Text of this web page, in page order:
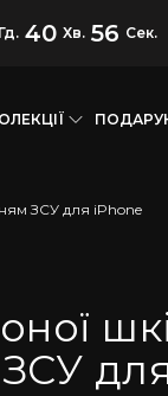
Гд. 40 Хв. 55 Сек.
ЗСУ для iPhone